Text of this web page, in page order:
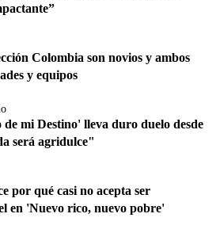
Colombia son novios y ambos
y equipos
mi Destino' lleva duro duelo desde
será agridulce"
por qué casi no acepta ser
en 'Nuevo rico, nuevo pobre'